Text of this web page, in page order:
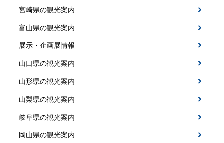
宮崎県の観光案内
富山県の観光案内
展示・企画展情報
山口県の観光案内
山形県の観光案内
山梨県の観光案内
岐阜県の観光案内
岡山県の観光案内